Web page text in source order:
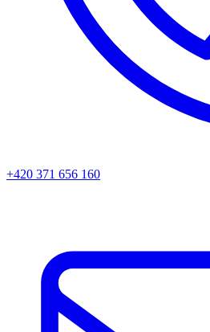
+420 371 656 160